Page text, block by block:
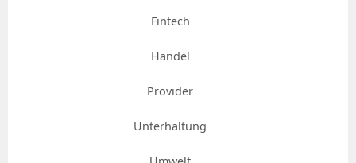
Fintech
Handel
Provider
Unterhaltung